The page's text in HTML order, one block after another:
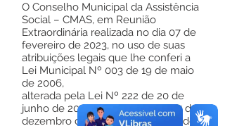
O Conselho Municipal da Assistência
Social – CMAS, em Reunião
Extraordinária realizada no dia 07 de
fevereiro de 2023, no uso de suas
atribuições legais que lhe conferi a
Lei Municipal Nº 003 de 19 de maio
de 2006,
alterada pela Lei Nº 222 de 20 de
junho de 2019, e lei n°8.742 de 07 de
dezembro de 1993- Lei Orgânica de